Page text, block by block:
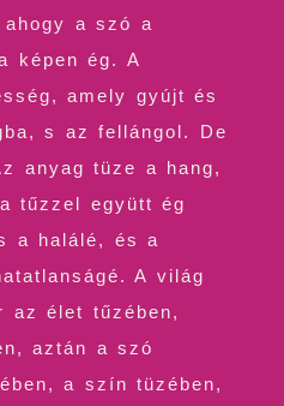
ahogy a szó a
képen ég. A
amely gyújt és
s az fellángol. De
anyag tüze a hang,
tűzzel együtt ég
a halálé, és a
A világ
az élet tűzében,
aztán a szó
a szín tüzében,